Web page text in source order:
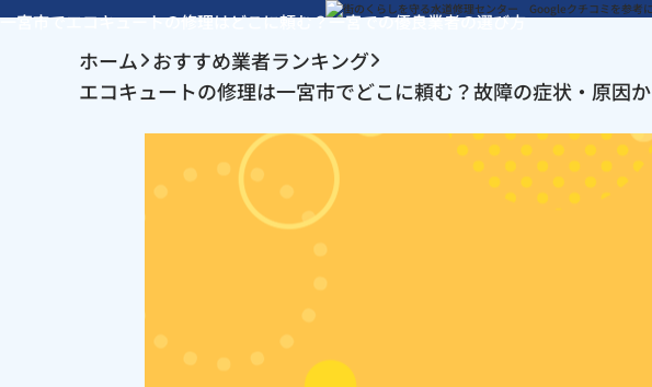
一宮市でエコキュートの修理はどこに頼む？一宮での優良業者の選び方
ホーム おすすめ業者ランキング
エコキュートの修理は一宮市でどこに頼む？故障の症状・原因